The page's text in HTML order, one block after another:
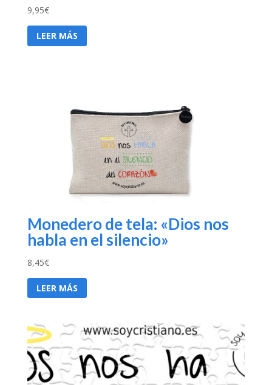
9,95€
LEER MÁS
Monedero de tela: «Dios nos
habla en el silencio»
8,45€
LEER MÁS